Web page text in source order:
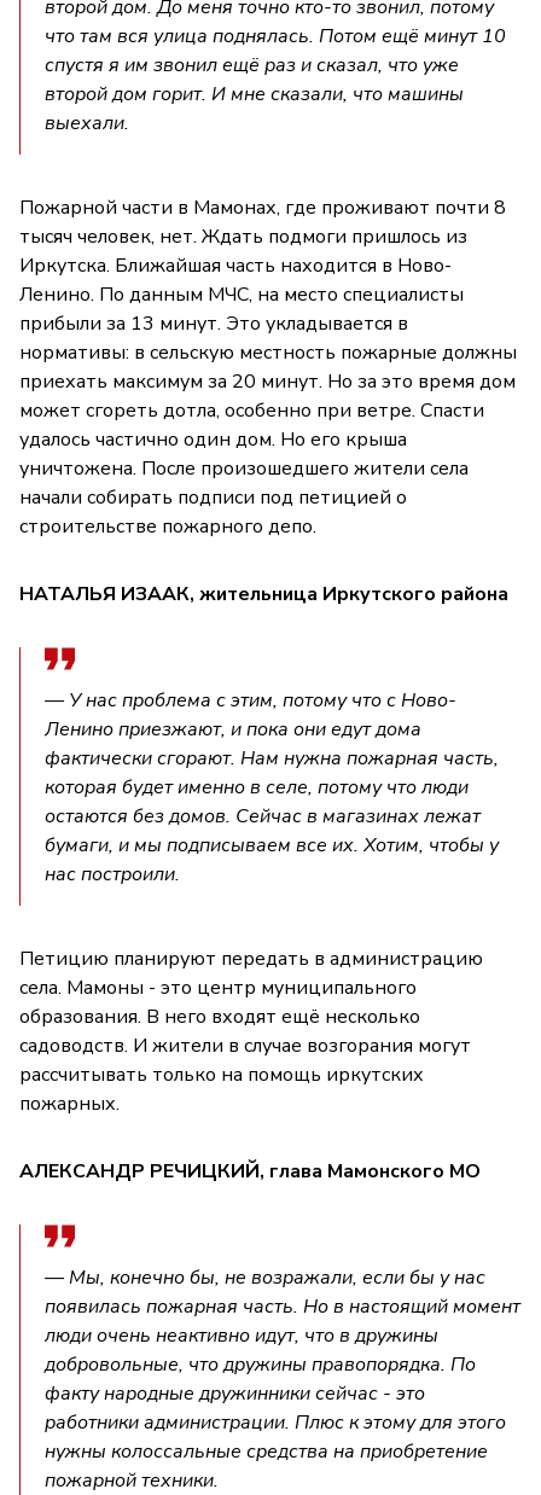
второй дом. До меня точно кто-то звонил, потому
что там вся улица поднялась. Потом ещё минут 10
спустя я им звонил ещё раз и сказал, что уже
второй дом горит. И мне сказали, что машины
выехали.
Пожарной части в Мамонах, где проживают почти 8
тысяч человек, нет. Ждать подмоги пришлось из
Иркутска. Ближайшая часть находится в Ново-
Ленино. По данным МЧС, на место специалисты
прибыли за 13 минут. Это укладывается в
нормативы: в сельскую местность пожарные должны
приехать максимум за 20 минут. Но за это время дом
может сгореть дотла, особенно при ветре. Спасти
удалось частично один дом. Но его крыша
уничтожена. После произошедшего жители села
начали собирать подписи под петицией о
строительстве пожарного депо.
НАТАЛЬЯ ИЗААК, жительница Иркутского района
— У нас проблема с этим, потому что с Ново-
Ленино приезжают, и пока они едут дома
фактически сгорают. Нам нужна пожарная часть,
которая будет именно в селе, потому что люди
остаются без домов. Сейчас в магазинах лежат
бумаги, и мы подписываем все их. Хотим, чтобы у
нас построили.
Петицию планируют передать в администрацию
села. Мамоны - это центр муниципального
образования. В него входят ещё несколько
садоводств. И жители в случае возгорания могут
рассчитывать только на помощь иркутских
пожарных.
АЛЕКСАНДР РЕЧИЦКИЙ, глава Мамонского МО
— Мы, конечно бы, не возражали, если бы у нас
появилась пожарная часть. Но в настоящий момент
люди очень неактивно идут, что в дружины
добровольные, что дружины правопорядка. По
факту народные дружинники сейчас - это
работники администрации. Плюс к этому для этого
нужны колоссальные средства на приобретение
пожарной техники.